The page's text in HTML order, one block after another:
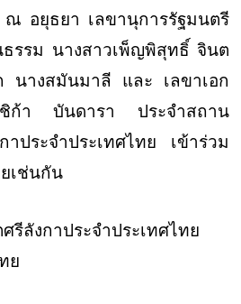
ณ อยุธยา เลขานุการรัฐมนตรี
ธรรม นางสาวเพ็ญพิสุทธิ์ จินต
นางสมันมาลี และ เลขาเอก
ก้า บันดารา ประจำสถาน
าประจำประเทศไทย เข้าร่วม
เช่นกัน
รีลังกาประจำประเทศไทย
ย